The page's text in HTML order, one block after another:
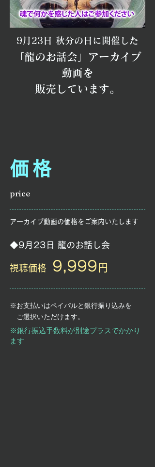
9月23日 秋分の日に 開催した
​「龍のお話会」アーカイブ
動画を
​販売しています。
価格
price
アーカイブ動画の価格をご案内いたします
◆9月23日 龍のお話し会
視聴価格 9,999 円
※お支払いはペイパルと銀行振り込みを
ご選択いただけます。
※銀行振込手数料が別途プラスでかかり
ます